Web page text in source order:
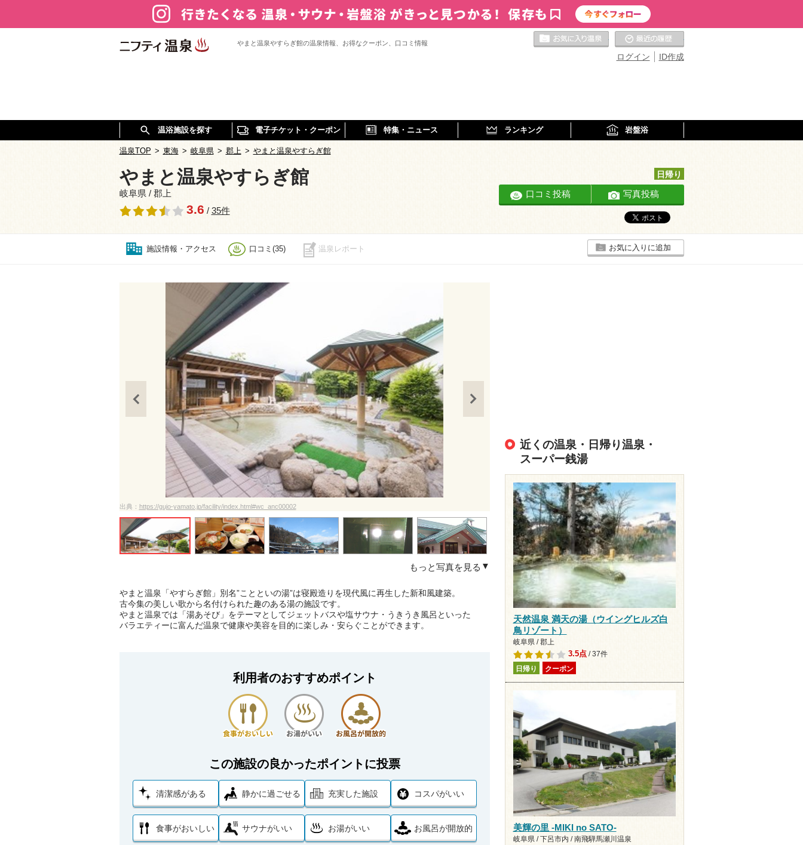
やまと温泉やすらぎ館の温泉情報、お得なクーポン、口コミ情報
ID作成
ログイン
お気に入りの温泉
温浴施設を探す 電子チケット・クーポン 特集・ニュース ランキング 岩盤浴
温泉TOP > 東海 > 岐阜県 > 郡上 > やまと温泉やすらぎ館
やまと温泉やすらぎ館
岐阜県 / 郡上
3.6 / 35件
日帰り
口コミ投稿 写真投稿
施設情報・アクセス 口コミ(35) 温泉レポート お気に入りに追加
出典： https://gujo-yamato.jp/facility/index.html#wc_anc00002
もっと写真を見る
やまと温泉「やすらぎ館」別名”ことといの湯”は寝殿造りを現代風に再生した新和風建築。
古今集の美しい歌から名付けられた趣のある湯の施設です。
やまと温泉では「湯あそび」をテーマとしてジェットバスや塩サウナ・うきうき風呂といった
バラエティーに富んだ温泉で健康や美容を目的に楽しみ・安らぐことができます。
利用者のおすすめポイント
この施設の良かったポイントに投票
清潔感がある 静かに過ごせる 充実した施設 コスパがいい
食事がおいしい サウナがいい お湯がいい お風呂が開放的
近くの温泉・日帰り温泉・
スーパー銭湯
天然温泉 満天の湯（ウイングヒルズ白
鳥リゾート）
岐阜県 / 郡上
3.5点/ 37件
日帰り クーポン
美輝の里 -MIKI no SATO-
岐阜県 / 下呂市内 / 南飛騨馬瀬川温泉